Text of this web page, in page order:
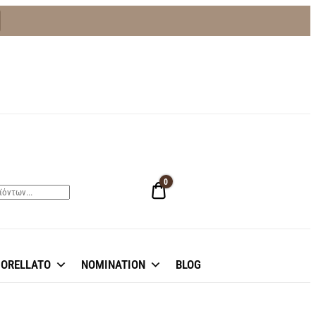
0,00 €
0
NOMINATION BLOG